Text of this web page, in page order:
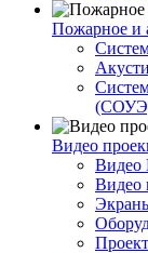
Пожарное и
Видео
Видео
Видео